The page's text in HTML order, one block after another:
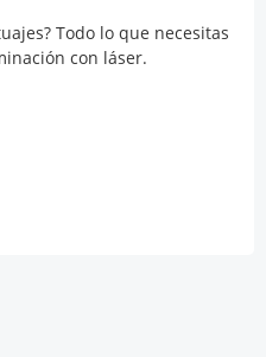
Todo lo que necesitas
con láser.